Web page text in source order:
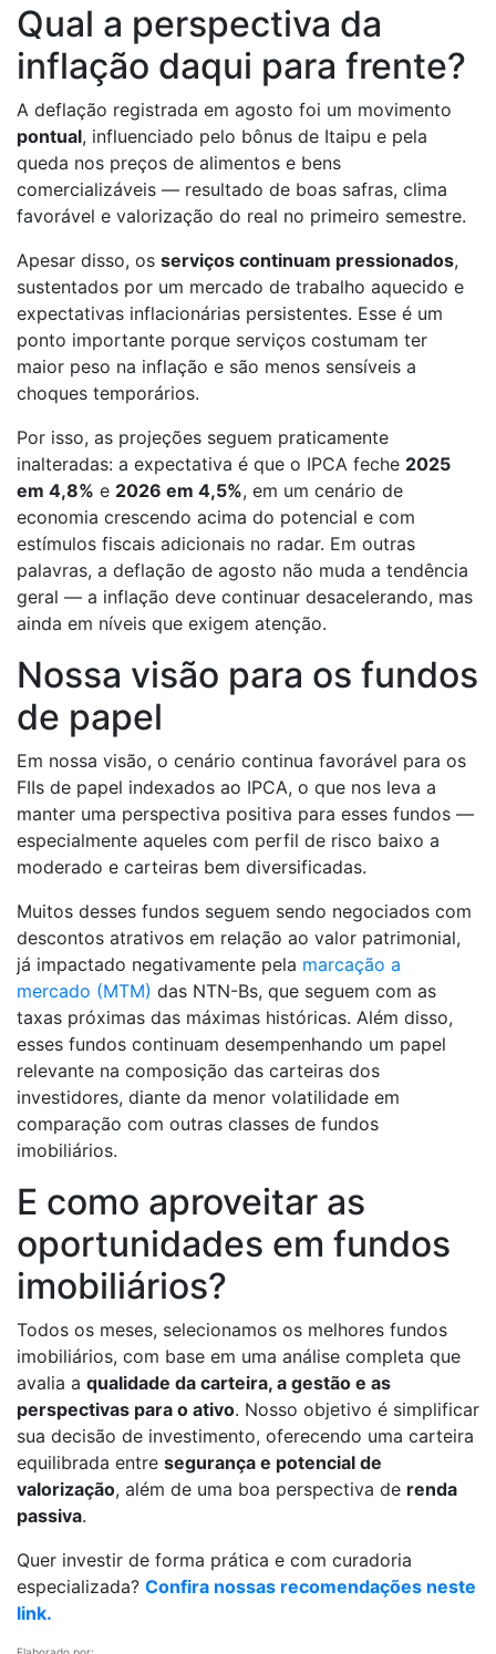
Qual a perspectiva da
inflação daqui para frente?
A deflação registrada em agosto foi um movimento
pontual, influenciado pelo bônus de Itaipu e pela
queda nos preços de alimentos e bens
comercializáveis — resultado de boas safras, clima
favorável e valorização do real no primeiro semestre.
Apesar disso, os serviços continuam pressionados,
sustentados por um mercado de trabalho aquecido e
expectativas inflacionárias persistentes. Esse é um
ponto importante porque serviços costumam ter
maior peso na inflação e são menos sensíveis a
choques temporários.
Por isso, as projeções seguem praticamente
inalteradas: a expectativa é que o IPCA feche 2025
em 4,8% e 2026 em 4,5%, em um cenário de
economia crescendo acima do potencial e com
estímulos fiscais adicionais no radar. Em outras
palavras, a deflação de agosto não muda a tendência
geral — a inflação deve continuar desacelerando, mas
ainda em níveis que exigem atenção.
Nossa visão para os fundos
de papel
Em nossa visão, o cenário continua favorável para os
FIIs de papel indexados ao IPCA, o que nos leva a
manter uma perspectiva positiva para esses fundos —
especialmente aqueles com perfil de risco baixo a
moderado e carteiras bem diversificadas.
Muitos desses fundos seguem sendo negociados com
descontos atrativos em relação ao valor patrimonial,
já impactado negativamente pela marcação a
mercado (MTM) das NTN-Bs, que seguem com as
taxas próximas das máximas históricas. Além disso,
esses fundos continuam desempenhando um papel
relevante na composição das carteiras dos
investidores, diante da menor volatilidade em
comparação com outras classes de fundos
imobiliários.
E como aproveitar as
oportunidades em fundos
imobiliários?
Todos os meses, selecionamos os melhores fundos
imobiliários, com base em uma análise completa que
avalia a qualidade da carteira, a gestão e as
perspectivas para o ativo. Nosso objetivo é simplificar
sua decisão de investimento, oferecendo uma carteira
equilibrada entre segurança e potencial de
valorização, além de uma boa perspectiva de renda
passiva.
Quer investir de forma prática e com curadoria
especializada? Confira nossas recomendações neste
link.